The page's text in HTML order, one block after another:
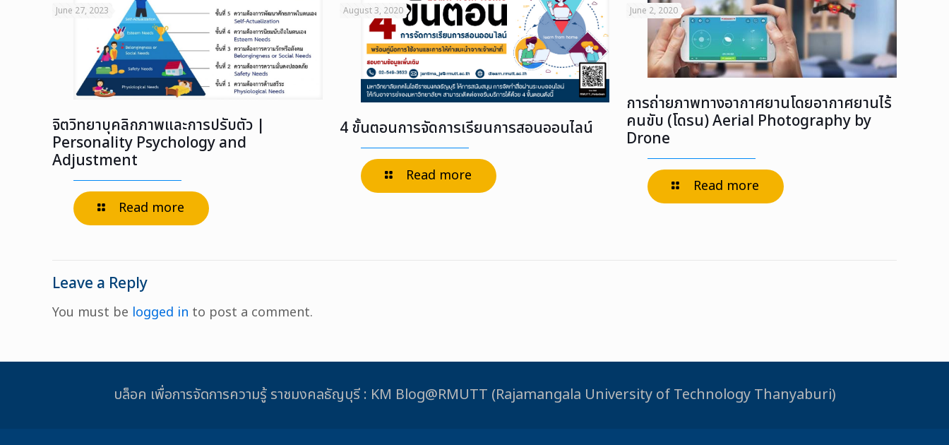
June 27, 2023
จิตวิทยาบุคลิกภาพและการปรับตัว |
Personality Psychology and
Adjustment
Read more
August 3, 2020
4 ขั้นตอนการจัดการเรียนการสอนออนไลน์
Read more
June 2, 2020
การถ่ายภาพทางอากาศยานโดยอากาศยานไร้
คนขับ (โดรน) Aerial Photography by
Drone
Read more
Leave a Reply
You must be logged in to post a comment.
บล็อค เพื่อการจัดการความรู้ ราชมงคลธัญบุรี : KM Blog@RMUTT (Rajamangala University of Technology Thanyaburi)